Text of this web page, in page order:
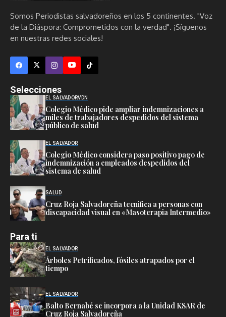
Somos Periodistas salvadoreños en los 5 continentes. "Voz
de la Diáspora: Comprometidos con la verdad". ¡Síguenos
en nuestras redes sociales!
Selecciones
EL SALVADORVDN
Colegio Médico pide ampliar indemnizaciones a
miles de trabajadores despedidos del sistema
público de salud
EL SALVADOR
Colegio Médico considera paso positivo pago de
indemnización a empleados despedidos del
sistema de salud
SALUD
Cruz Roja Salvadoreña tecnifica a personas con
discapacidad visual en «Masoterapia Intermedio»
Para ti
EL SALVADOR
Árboles Petrificados, fósiles atrapados por el
tiempo
EL SALVADOR
Balto Bernabé se incorpora a la Unidad KSAR de
Cruz Roja Salvadoreña